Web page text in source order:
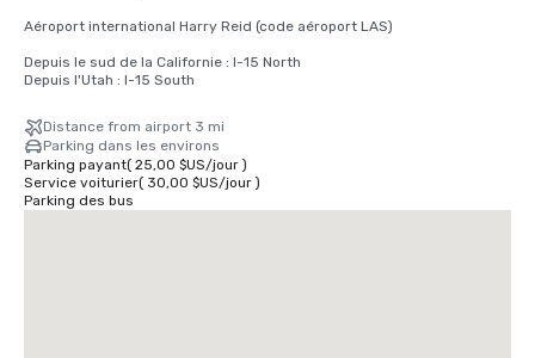
Aéroport international Harry Reid (code aéroport LAS)
Depuis le sud de la Californie : I-15 North
Depuis l'Utah : I-15 South
Distance from airport 3 mi
Parking dans les environs
Parking payant( 25,00 $US/jour)
Service voiturier( 30,00 $US/jour)
Parking des bus